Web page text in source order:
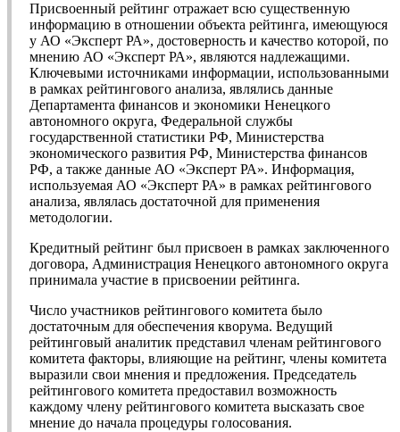
Присвоенный рейтинг отражает всю существенную
информацию в отношении объекта рейтинга, имеющуюся
у АО «Эксперт РА», достоверность и качество которой, по
мнению АО «Эксперт РА», являются надлежащими.
Ключевыми источниками информации, использованными
в рамках рейтингового анализа, являлись данные
Департамента финансов и экономики Ненецкого
автономного округа, Федеральной службы
государственной статистики РФ, Министерства
экономического развития РФ, Министерства финансов
РФ, а также данные АО «Эксперт РА». Информация,
используемая АО «Эксперт РА» в рамках рейтингового
анализа, являлась достаточной для применения
методологии.
Кредитный рейтинг был присвоен в рамках заключенного
договора, Администрация Ненецкого автономного округа
принимала участие в присвоении рейтинга.
Число участников рейтингового комитета было
достаточным для обеспечения кворума. Ведущий
рейтинговый аналитик представил членам рейтингового
комитета факторы, влияющие на рейтинг, члены комитета
выразили свои мнения и предложения. Председатель
рейтингового комитета предоставил возможность
каждому члену рейтингового комитета высказать свое
мнение до начала процедуры голосования.